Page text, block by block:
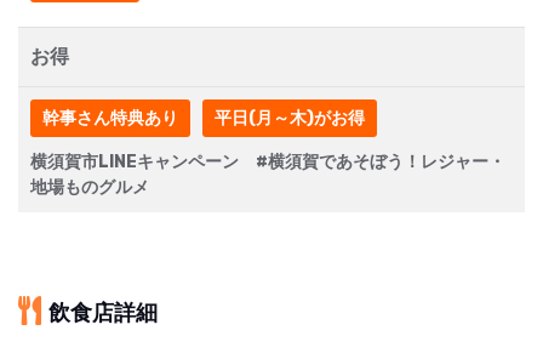
お得
幹事さん特典あり 平日(月～木)がお得
横須賀市LINEキャンペーン #横須賀であそぼう！レジャー・
地場ものグルメ
飲食店詳細